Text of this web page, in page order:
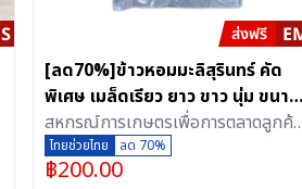
[ลด70%]ข้าวหอมมะลิสุรินทร์ คัด
พิเศษ เมล็ดเรียว ยาว ขาว นุ่ม ขนาด
อัดสุญญากาศ (5 กิโลกรัม)
สหกรณ์การเกษตรเพื่อการตลาดลูกค้า
ธ.ก.ส.สุรินทร์ จำกัด
ไทยช่วยไทย ลด 70%
฿200.00